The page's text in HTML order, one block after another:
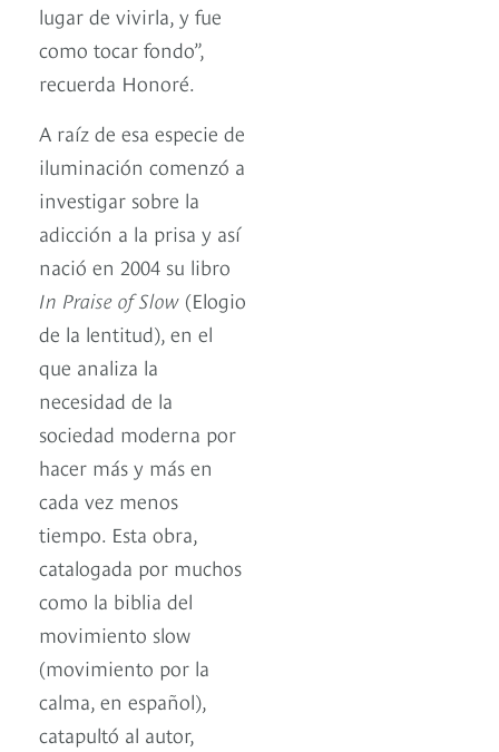
lugar de vivirla, y fue
como tocar fondo”,
recuerda Honoré.
A raíz de esa especie de
iluminación comenzó a
investigar sobre la
adicción a la prisa y así
nació en 2004 su libro
In Praise of Slow (Elogio
de la lentitud), en el
que analiza la
necesidad de la
sociedad moderna por
hacer más y más en
cada vez menos
tiempo. Esta obra,
catalogada por muchos
como la biblia del
movimiento slow
(movimiento por la
calma, en español),
catapultó al autor,